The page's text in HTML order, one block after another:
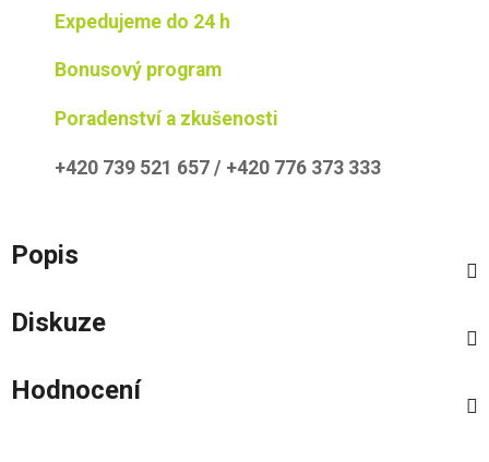
Expedujeme do 24 h
Bonusový program
Poradenství a zkušenosti
+420 739 521 657 / +420 776 373 333
Popis
Diskuze
Hodnocení